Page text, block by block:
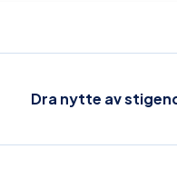
Dra nytte av